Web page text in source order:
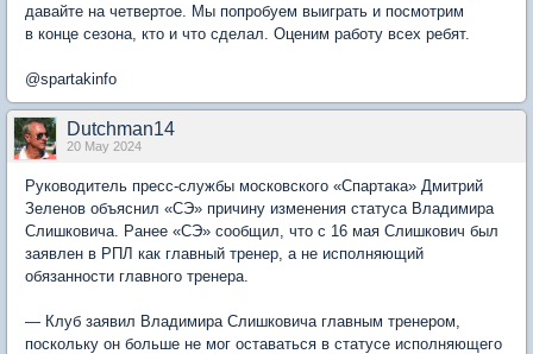
давайте на четвертое. Мы попробуем выиграть и посмотрим
в конце сезона, кто и что сделал. Оценим работу всех ребят.
@spartakinfo
Dutchman14
20 May 2024
Руководитель пресс-службы московского «Спартака» Дмитрий
Зеленов объяснил «СЭ» причину изменения статуса Владимира
Слишковича. Ранее «СЭ» сообщил, что с 16 мая Слишкович был
заявлен в РПЛ как главный тренер, а не исполняющий
обязанности главного тренера.
— Клуб заявил Владимира Слишковича главным тренером,
поскольку он больше не мог оставаться в статусе исполняющего